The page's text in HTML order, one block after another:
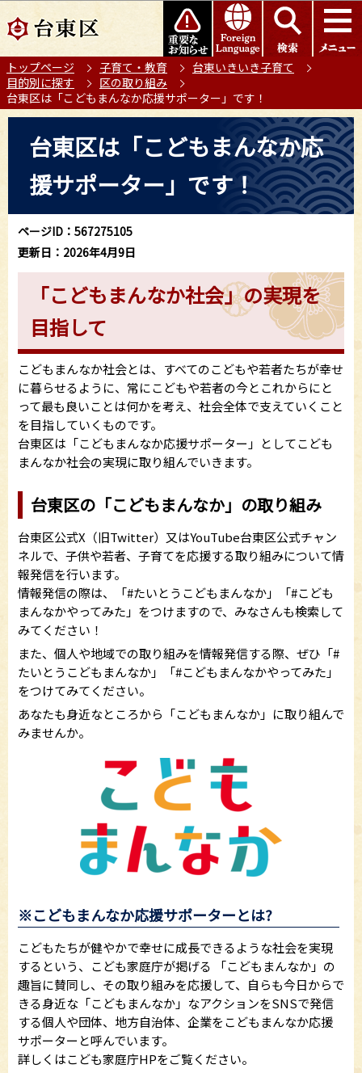
の
ー
ジ
の
このページの本文へ移動
トップページ 子育て・教育
台東いきいき子育て
目的別に探す
区の取り組み
台東区は「こどもまんなか応援サポーター」です！
ら
台東区は「こどもまんなか応
援サポーター」です！
ページID：567275105
更新日：2026年4月9日
「こどもまんなか社会」の実現を
目指して
こどもまんなか社会とは、すべてのこどもや若者たちが幸せ
に暮らせるように、常にこどもや若者の今とこれからにと
って最も良いことは何かを考え、社会全体で支えていくこと
を目指していくものです。
台東区は「こどもまんなか応援サポーター」としてこども
まんなか社会の実現に取り組んでいきます。
台東区の「こどもまんなか」の取り組み
台東区公式X（旧Twitter）又はYouTube台東区公式チャン
ネルで、子供や若者、子育てを応援する取り組みについて情
報発信を行います。
情報発信の際は、「#たいとうこどもまんなか」「#こども
まんなかやってみた」をつけますので、みなさんも検索して
みてください！
また、個人や地域での取り組みを情報発信する際、ぜひ「#
たいとうこどもまんなか」「#こどもまんなかやってみた」
をつけてみてください。
あなたも身近なところから「こどもまんなか」に取り組んで
みませんか。
※こどもまんなか応援サポーターとは?
こどもたちが健やかで幸せに成長できるような社会を実現
するという、こども家庭庁が掲げる 「こどもまんなか」の
趣旨に賛同し、その取り組みを応援して、自らも今日からで
きる身近な「こどもまんなか」なアクションをSNSで発信
する個人や団体、地方自治体、企業をこどもまんなか応援
サポーターと呼んでいます。
詳しくはこども家庭庁HPをご覧ください。